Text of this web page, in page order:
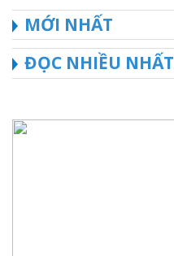
MỚI NHẤT
ĐỌC NHIỀU NHẤT